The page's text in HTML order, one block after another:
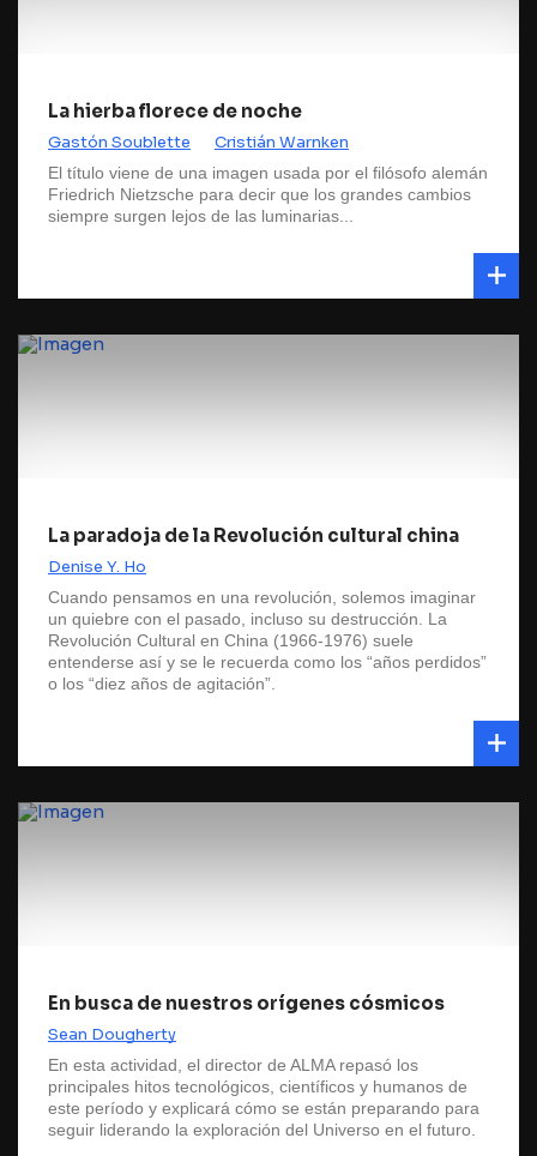
La hierba florece de noche
Gastón Soublette Cristián Warnken
El título viene de una imagen usada por el filósofo alemán
Friedrich Nietzsche para decir que los grandes cambios
siempre surgen lejos de las luminarias...
La paradoja de la Revolución cultural china
Denise Y. Ho
Cuando pensamos en una revolución, solemos imaginar
un quiebre con el pasado, incluso su destrucción. La
Revolución Cultural en China (1966-1976) suele
entenderse así y se le recuerda como los “años perdidos”
o los “diez años de agitación”.
En busca de nuestros orígenes cósmicos
Sean Dougherty
En esta actividad, el director de ALMA repasó los
principales hitos tecnológicos, científicos y humanos de
este período y explicará cómo se están preparando para
seguir liderando la exploración del Universo en el futuro.